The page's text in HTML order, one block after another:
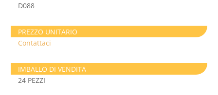
D088
PREZZO UNITARIO
Contattaci
IMBALLO DI VENDITA
24 PEZZI